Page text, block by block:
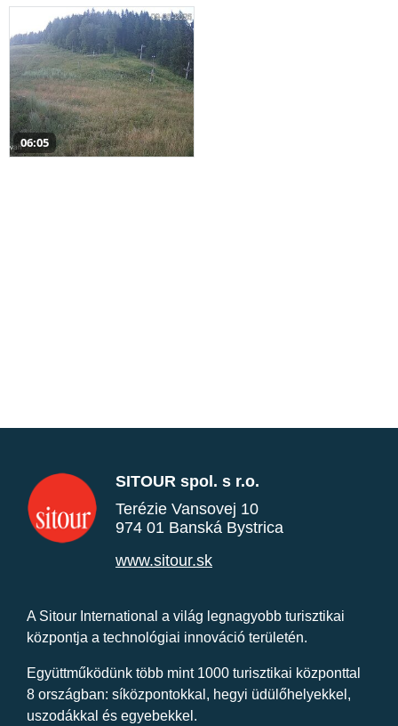
06:05
SITOUR spol. s r.o.
Terézie Vansovej 10
974 01 Banská Bystrica
www.sitour.sk
A Sitour International a világ legnagyobb turisztikai
központja a technológiai innováció területén.
Együttműködünk több mint 1000 turisztikai központtal
8 országban: síközpontokkal, hegyi üdülőhelyekkel,
uszodákkal és egyebekkel.